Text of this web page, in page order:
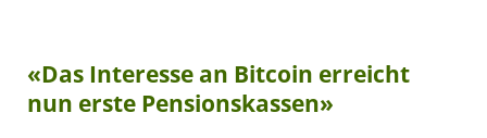
«Das Interesse an Bitcoin erreicht
nun erste Pensionskassen»